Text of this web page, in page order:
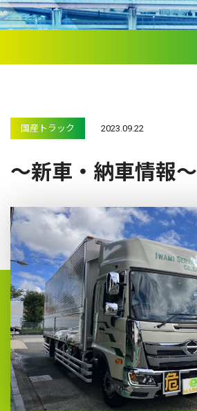
国産トラック 2023.09.22
～新車・納車情報～